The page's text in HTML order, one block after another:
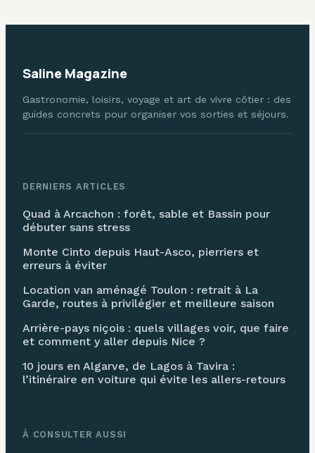
Saline Magazine
Gastronomie, loisirs, voyage et art de vivre côtier : des
guides concrets pour organiser vos sorties et séjours.
DERNIERS ARTICLES
Quad à Arcachon : forêt, sable et Bassin pour
débuter sans stress
Monte Cinto depuis Haut-Asco, pierriers et
erreurs à éviter
Location van aménagé Toulon : retrait à La
Garde, routes à privilégier et meilleure saison
Arrière-pays niçois : quels villages voir, que faire
et comment y aller depuis Nice ?
10 jours en Algarve, de Lagos à Tavira :
l’itinéraire en voiture qui évite les allers-retours
À CONSULTER AUSSI